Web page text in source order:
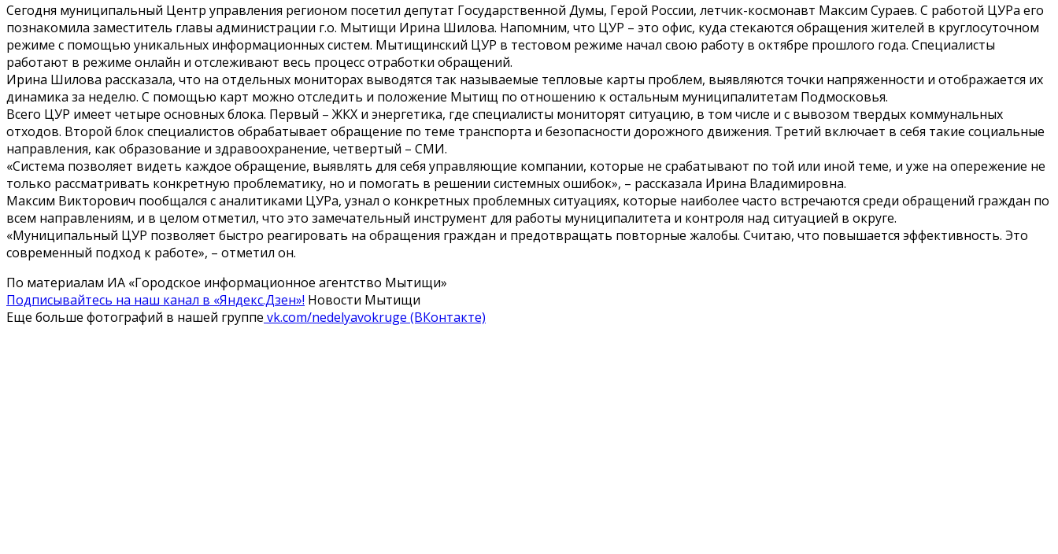
Сегодня муниципальный Центр управления регионом посетил депутат Государственной Думы, Герой России, летчик-космонавт Максим Сураев. С работой ЦУРа его
познакомила заместитель главы администрации г.о. Мытищи Ирина Шилова. Напомним, что ЦУР – это офис, куда стекаются обращения жителей в круглосуточном
режиме с помощью уникальных информационных систем. Мытищинский ЦУР в тестовом режиме начал свою работу в октябре прошлого года. Специалисты
работают в режиме онлайн и отслеживают весь процесс отработки обращений.
Ирина Шилова рассказала, что на отдельных мониторах выводятся так называемые тепловые карты проблем, выявляются точки напряженности и отображается их
динамика за неделю. С помощью карт можно отследить и положение Мытищ по отношению к остальным муниципалитетам Подмосковья.
Всего ЦУР имеет четыре основных блока. Первый – ЖКХ и энергетика, где специалисты мониторят ситуацию, в том числе и с вывозом твердых коммунальных
отходов. Второй блок специалистов обрабатывает обращение по теме транспорта и безопасности дорожного движения. Третий включает в себя такие социальные
направления, как образование и здравоохранение, четвертый – СМИ.
«Система позволяет видеть каждое обращение, выявлять для себя управляющие компании, которые не срабатывают по той или иной теме, и уже на опережение не
только рассматривать конкретную проблематику, но и помогать в решении системных ошибок», – рассказала Ирина Владимировна.
Максим Викторович пообщался с аналитиками ЦУРа, узнал о конкретных проблемных ситуациях, которые наиболее часто встречаются среди обращений граждан по
всем направлениям, и в целом отметил, что это замечательный инструмент для работы муниципалитета и контроля над ситуацией в округе.
«Муниципальный ЦУР позволяет быстро реагировать на обращения граждан и предотвращать повторные жалобы. Считаю, что повышается эффективность. Это
современный подход к работе», – отметил он.
По материалам ИА «Городское информационное агентство Мытищи»
Подписывайтесь на наш канал в «Яндекс.Дзен»! Новости Мытищи
Еще больше фотографий в нашей группе vk.com/nedelyavokruge (ВКонтакте)